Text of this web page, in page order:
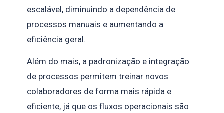
escalável, diminuindo a dependência de
processos manuais e aumentando a
eficiência geral.
Além do mais, a padronização e integração
de processos permitem treinar novos
colaboradores de forma mais rápida e
eficiente, já que os fluxos operacionais são